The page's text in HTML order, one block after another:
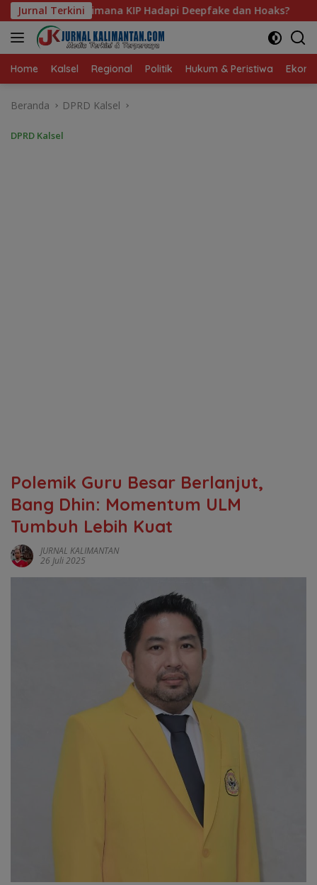
Langsung
ke
konten
Jurnal Terkini
Deepfake dan Hoaks? Dari Ruang Damai ke
Home Kalsel Regional Politik Hukum & Peristiwa
Beranda DPRD Kalsel
DPRD Kalsel
Polemik Guru Besar Berlanjut,
Bang Dhin: Momentum ULM
Tumbuh Lebih Kuat
JURNAL KALIMANTAN
26 Juli 2025